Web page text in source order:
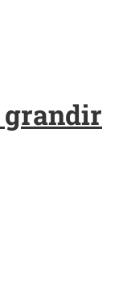
grandir